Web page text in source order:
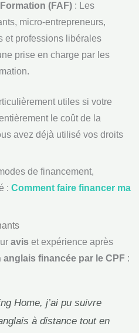
(FAF): Les
micro-entrepreneurs,
et professions libérales
prise en charge par les
utiles si votre
le coût de la
avez déjà utilisé vos droits
de financement,
: Comment faire financer ma
avis et expérience après
financée par le CPF :
Home, j’ai pu suivre
à distance tout en